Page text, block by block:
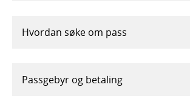
Hvordan søke om pass
Passgebyr og betaling